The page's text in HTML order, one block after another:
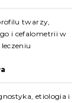
twarzy,
i cefalometrii w
etiologia i